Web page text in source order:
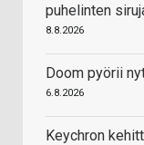
puhelinten
8.8.2026
Doom pyörii
6.8.2026
Keychron